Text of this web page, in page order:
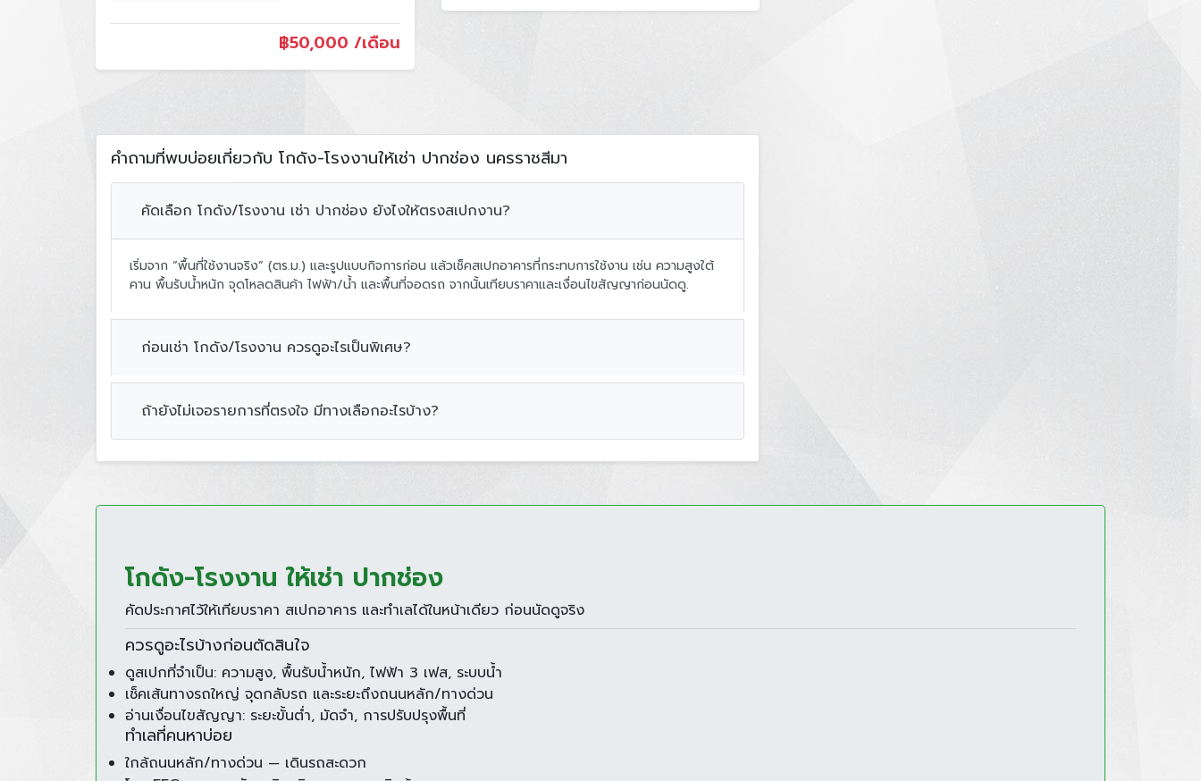
฿50,000 /เดือน
คำถามที่พบบ่อยเกี่ยวกับ โกดัง-โรงงานให้เช่า ปากช่อง นครราชสีมา
คัดเลือก โกดัง/โรงงาน เช่า ปากช่อง ยังไงให้ตรงสเปกงาน?
เริ่มจาก “พื้นที่ใช้งานจริง” (ตร.ม.) และรูปแบบกิจการก่อน แล้วเช็คสเปกอาคารที่กระทบการใช้งาน เช่น ความสูงใต้
คาน พื้นรับน้ำหนัก จุดโหลดสินค้า ไฟฟ้า/น้ำ และพื้นที่จอดรถ จากนั้นเทียบราคาและเงื่อนไขสัญญาก่อนนัดดู.
ก่อนเช่า โกดัง/โรงงาน ควรดูอะไรเป็นพิเศษ?
ถ้ายังไม่เจอรายการที่ตรงใจ มีทางเลือกอะไรบ้าง?
โกดัง-โรงงาน ให้เช่า ปากช่อง
คัดประกาศไว้ให้เทียบราคา สเปกอาคาร และทำเลได้ในหน้าเดียว ก่อนนัดดูจริง
ควรดูอะไรบ้างก่อนตัดสินใจ
ดูสเปกที่จำเป็น: ความสูง, พื้นรับน้ำหนัก, ไฟฟ้า 3 เฟส, ระบบน้ำ
เช็คเส้นทางรถใหญ่ จุดกลับรถ และระยะถึงถนนหลัก/ทางด่วน
อ่านเงื่อนไขสัญญา: ระยะขั้นต่ำ, มัดจำ, การปรับปรุงพื้นที่
ทำเลที่คนหาบ่อย
ใกล้ถนนหลัก/ทางด่วน — เดินรถสะดวก